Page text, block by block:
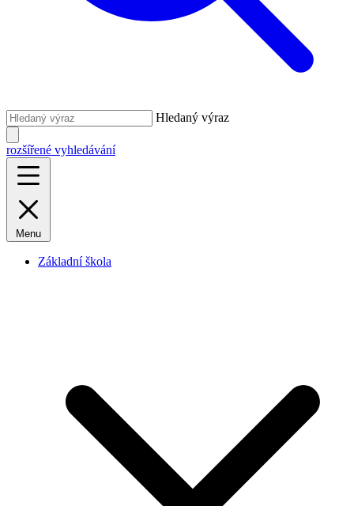
Hledaný výraz
rozšířené vyhledávání
Menu
Základní škola